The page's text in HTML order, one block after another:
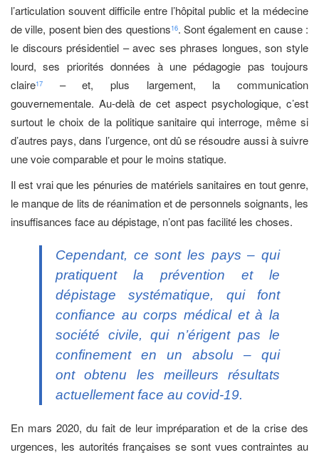
l’articulation souvent difficile entre l’hôpital public et la médecine
de ville, posent bien des questions16. Sont également en cause :
le discours présidentiel – avec ses phrases longues, son style
lourd, ses priorités données à une pédagogie pas toujours
claire17
– et, plus largement, la communication
gouvernementale. Au-delà de cet aspect psychologique, c’est
surtout le choix de la politique sanitaire qui interroge, même si
d’autres pays, dans l’urgence, ont dû se résoudre aussi à suivre
une voie comparable et pour le moins statique.
Il est vrai que les pénuries de matériels sanitaires en tout genre,
le manque de lits de réanimation et de personnels soignants, les
insuffisances face au dépistage, n’ont pas facilité les choses.
Cependant, ce sont les pays – qui
pratiquent la prévention et le
dépistage systématique, qui font
confiance au corps médical et à la
société civile, qui n’érigent pas le
confinement en un absolu – qui
ont obtenu les meilleurs résultats
actuellement face au covid-19.
En mars 2020, du fait de leur impréparation et de la crise des
urgences, les autorités françaises se sont vues contraintes au